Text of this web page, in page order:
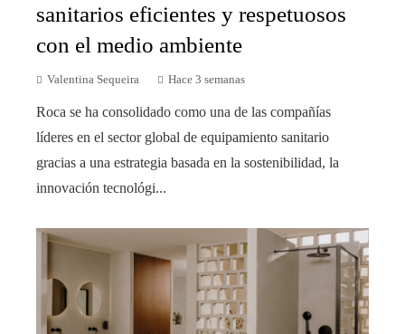
sanitarios eficientes y respetuosos
con el medio ambiente
Valentina Sequeira Hace 3 semanas
Roca se ha consolidado como una de las compañías
líderes en el sector global de equipamiento sanitario
gracias a una estrategia basada en la sostenibilidad, la
innovación tecnológi...